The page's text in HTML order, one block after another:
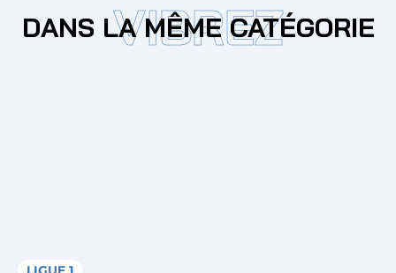
VIBREZ
DANS LA MÊME CATÉGORIE